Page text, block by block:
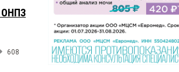
ОНПЗ
608